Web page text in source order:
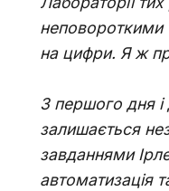
неповороткими
на цифри. Я ж
З першого дня
залишається
завданнями
автоматизація